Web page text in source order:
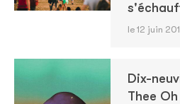
le 12 juin
Dix-
Thee